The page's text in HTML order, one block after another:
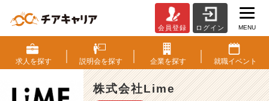
分
ご
と
と
し
会員登録 ログイン MENU
求人を探す 説明会を探す 企業を探す 就職イベント
株式会社Lime